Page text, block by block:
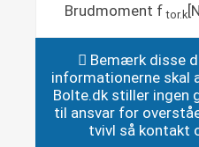
Brudmoment ftor.k
Bemærk disse
informationerne skal
Bolte.dk stiller ingen
til ansvar for
tvivl så kontakt